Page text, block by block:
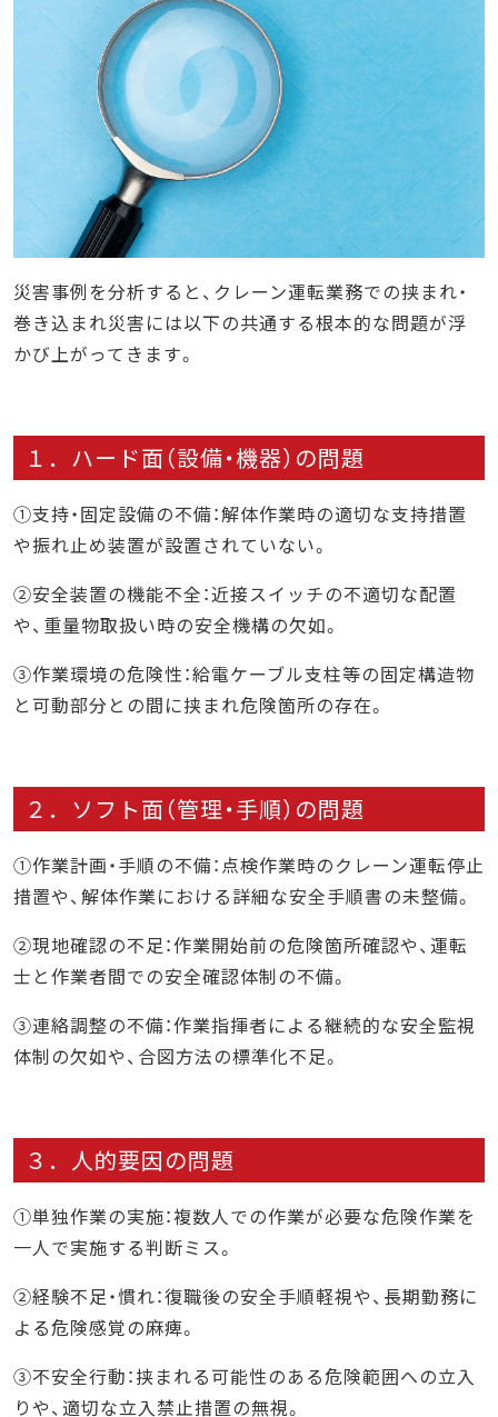
災害事例を分析すると、クレーン運転業務での挟まれ・
巻き込まれ災害には以下の共通する根本的な問題が浮
かび上がってきます。
１．ハード面（設備・機器）の問題
①支持・固定設備の不備：解体作業時の適切な支持措置
や振れ止め装置が設置されていない。
②安全装置の機能不全：近接スイッチの不適切な配置
や、重量物取扱い時の安全機構の欠如。
③作業環境の危険性：給電ケーブル支柱等の固定構造物
と可動部分との間に挟まれ危険箇所の存在。
２．ソフト面（管理・手順）の問題
①作業計画・手順の不備：点検作業時のクレーン運転停止
措置や、解体作業における詳細な安全手順書の未整備。
②現地確認の不足：作業開始前の危険箇所確認や、運転
士と作業者間での安全確認体制の不備。
③連絡調整の不備：作業指揮者による継続的な安全監視
体制の欠如や、合図方法の標準化不足。
３．人的要因の問題
①単独作業の実施：複数人での作業が必要な危険作業を
一人で実施する判断ミス。
②経験不足・慣れ：復職後の安全手順軽視や、長期勤務に
よる危険感覚の麻痺。
③不安全行動：挟まれる可能性のある危険範囲への立入
りや、適切な立入禁止措置の無視。